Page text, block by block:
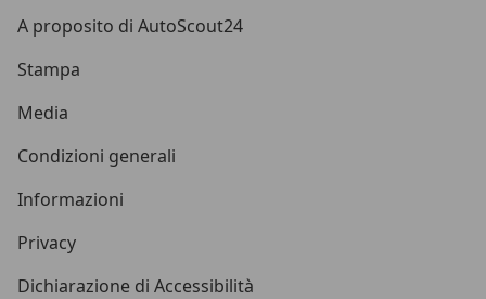
A proposito di AutoScout24
Stampa
Media
Condizioni generali
Informazioni
Privacy
Dichiarazione di Accessibilità